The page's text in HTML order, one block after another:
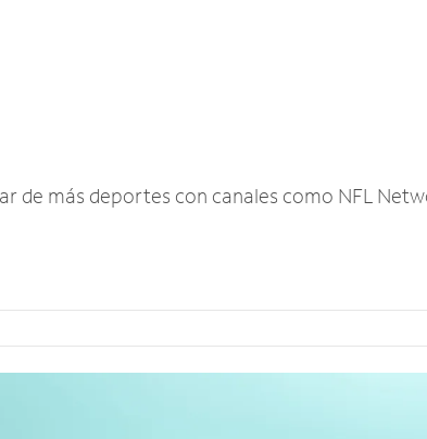
más deportes con canales como NFL